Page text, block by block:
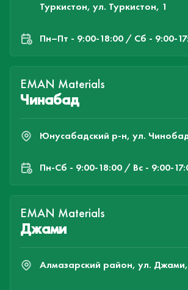
Туркистон, ул. Туркистон, 1
Пн–Пт - 9:00-18:00 / Сб - 9:00-
EMAN Materials
Чинабад
Юнусабадский р-н, ул.
Пн-Cб - 9:00-18:00 / Вс - 9:00-
EMAN Materials
Джами
Алмазарский район, ул.